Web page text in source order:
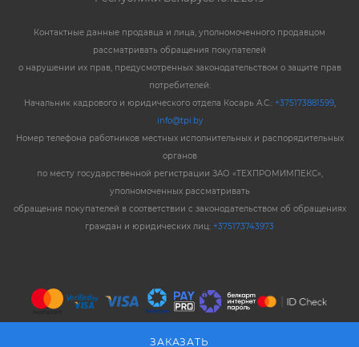
ЗАКАЗАТЬ
Контактные данные продавца и лица, уполномоченного продавцом
рассматривать обращения покупателей
о нарушении их прав, предусмотренных законодательством о защите прав
потребителей:
Начальник кадрового и юридического отдела Косарь А.С.: +375173881599,
info@tpi.by
Номер телефона работников местных исполнительных и распорядительных
органов
по месту государственной регистрации ЗАО «ТЕХПРОМИМПЕКС»,
уполномоченных рассматривать
обращения покупателей в соответствии с законодательством об обращениях
граждан и юридических лиц: +375173743973